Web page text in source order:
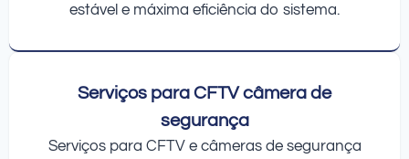
estável e máxima eficiência do sistema.
Serviços para CFTV câmera de
segurança
Serviços para CFTV e câmeras de segurança